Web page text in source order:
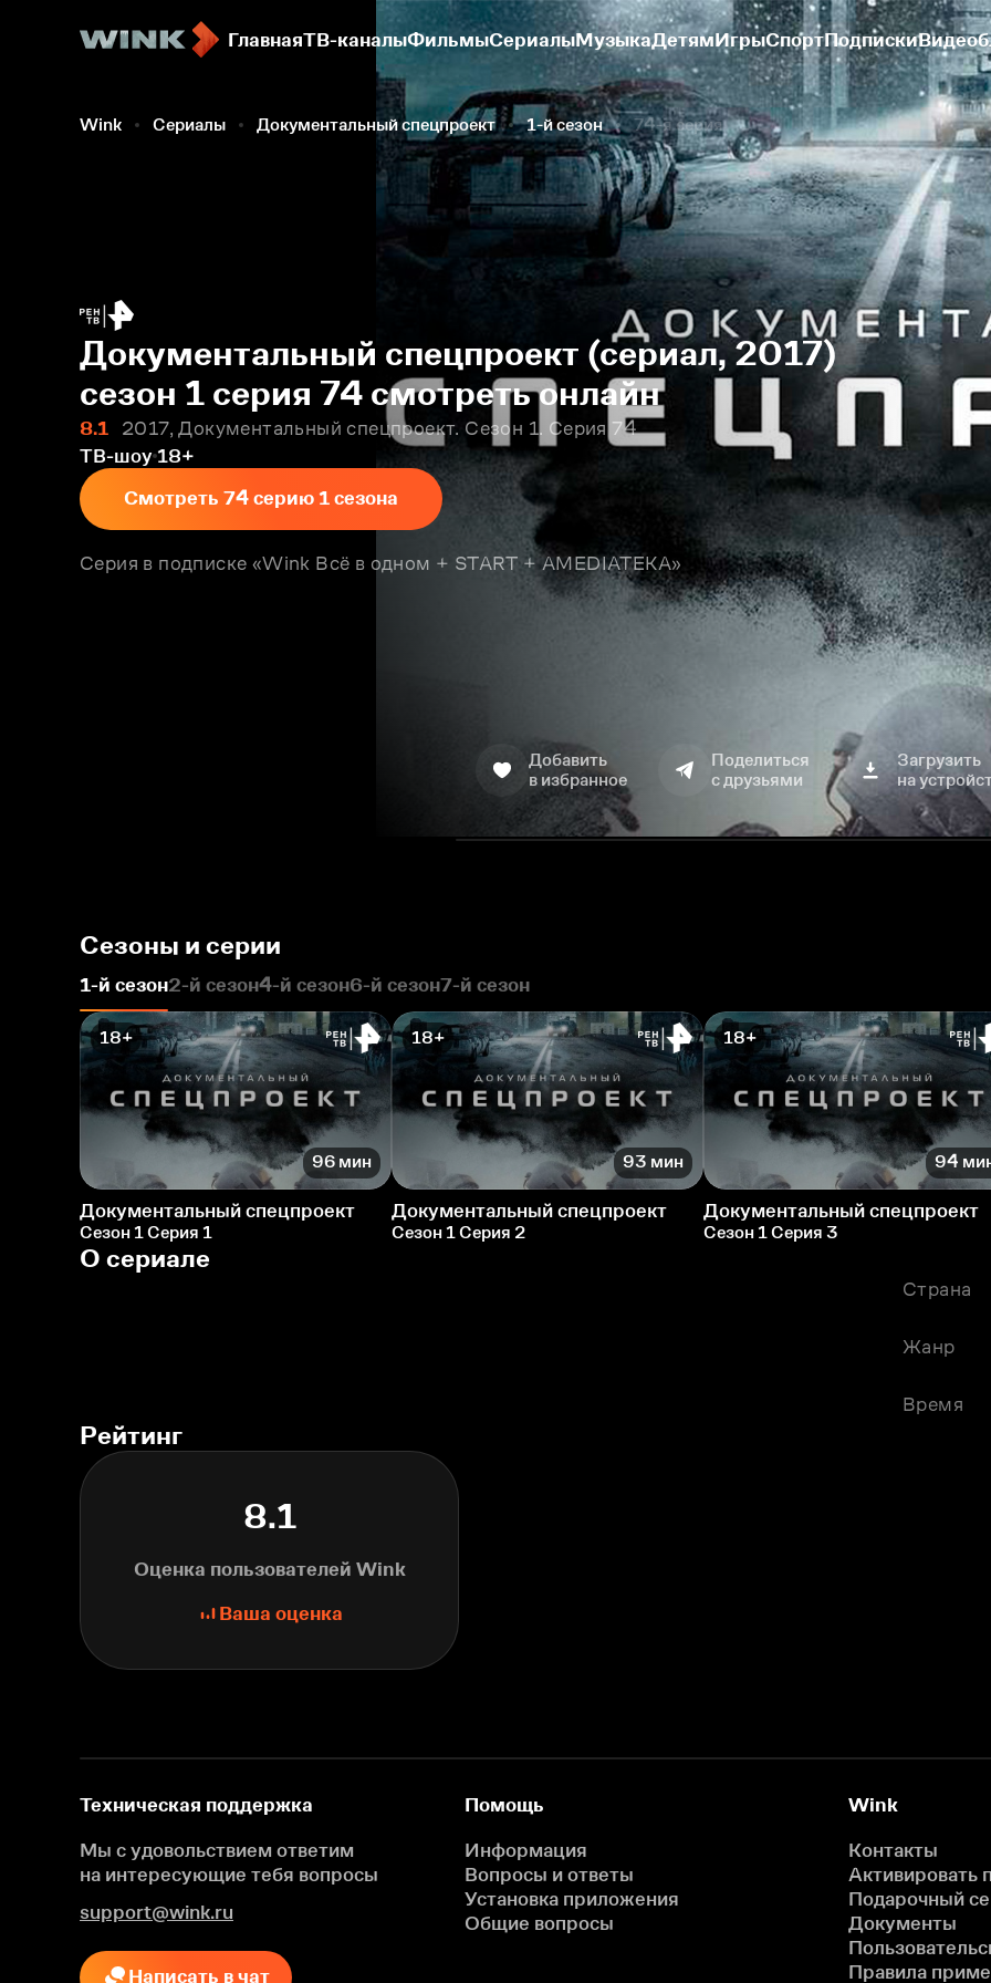
ГлавнаяТВ-каналыФильмыСериалыМузыкаДетямИгрыСпортПодписки
Wink Сериалы Документальный спецпроект 1-й сезон 74-я серия
Документальный спецпроект (сериал, 2017)
сезон 1 серия 74 смотреть онлайн
8.1
2017, Документальный спецпроект. Сезон 1. Серия 74
ТВ-шоу 18+
Смотреть 74 серию 1 сезона
Серия в подписке «Wink Всё в одном + START + AMEDIATEKA»
Добавить
в избранное
Поделиться
с друзьями
Загрузить
на
Сезоны и серии
1-й сезон2-й сезон4-й сезон6-й сезон7-й сезон
18+
96 мин
Документальный спецпроект
Сезон 1 Серия 1
18+
93 мин
Документальный спецпроект
Сезон 1 Серия 2
18+
94
Документальный спецпроект
Сезон 1 Серия 3
О сериале
Страна
Жанр
Время
Рейтинг
8.1
Оценка пользователей Wink
Ваша оценка
Техническая поддержка
Мы с удовольствием ответим
на интересующие тебя вопросы
support@wink.ru
Написать в чат
Помощь
Информация
Вопросы и ответы
Установка приложения
Общие вопросы
Wink
Контакты
Активировать
Подарочный
Документы
Правила